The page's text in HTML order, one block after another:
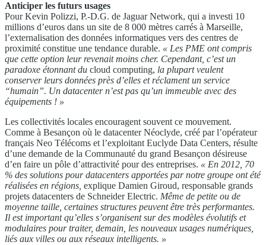
Anticiper les futurs usages
Pour Kevin Polizzi, P.-D.G. de Jaguar Network, qui a investi 10
millions d’euros dans un site de 8 000 mètres carrés à Marseille,
l’externalisation des données informatiques vers des centres de
proximité constitue une tendance durable. « Les PME ont compris
que cette option leur revenait moins cher. Cependant, c’est un
paradoxe étonnant du cloud computing, la plupart veulent
conserver leurs données près d’elles et réclament un service
“humain”. Un datacenter n’est pas qu’un immeuble avec des
équipements ! »
Les collectivités locales encouragent souvent ce mouvement.
Comme à Besançon où le datacenter Néoclyde, créé par l’opérateur
français Neo Télécoms et l’exploitant Euclyde Data Centers, résulte
d’une demande de la Communauté du grand Besançon désireuse
d’en faire un pôle d’attractivité pour des entreprises. « En 2012, 70
% des solutions pour datacenters apportées par notre groupe ont été
réalisées en régions, explique Damien Giroud, responsable grands
projets datacenters de Schneider Electric. Même de petite ou de
moyenne taille, certaines structures peuvent être très performantes.
Il est important qu’elles s’organisent sur des modèles évolutifs et
modulaires pour traiter, demain, les nouveaux usages numériques,
liés aux villes ou aux réseaux intelligents. »